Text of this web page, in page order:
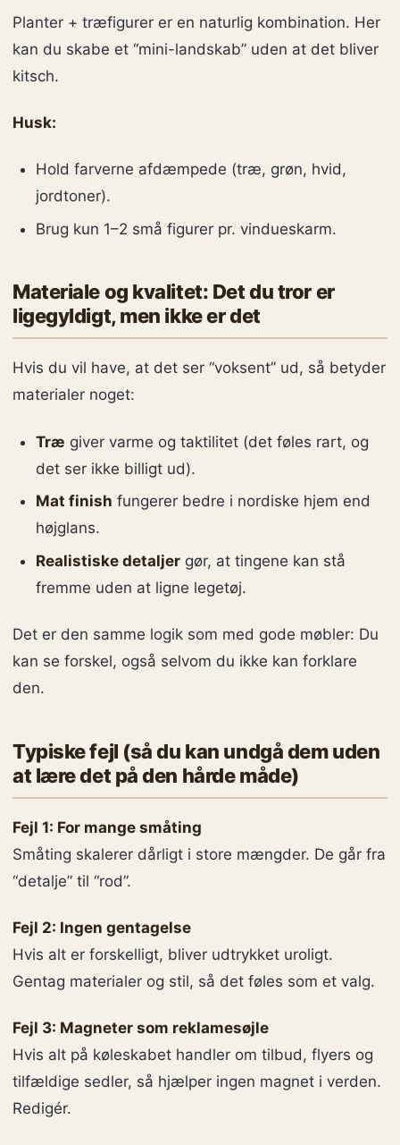
Planter + træfigurer er en naturlig kombination. Her
kan du skabe et “mini-landskab” uden at det bliver
kitsch.
Husk:
Hold farverne afdæmpede (træ, grøn, hvid,
jordtoner).
Brug kun 1–2 små figurer pr. vindueskarm.
Materiale og kvalitet: Det du tror er
ligegyldigt, men ikke er det
Hvis du vil have, at det ser “voksent” ud, så betyder
materialer noget:
Træ giver varme og taktilitet (det føles rart, og
det ser ikke billigt ud).
Mat finish fungerer bedre i nordiske hjem end
højglans.
Realistiske detaljergør, at tingene kan stå
fremme uden at ligne legetøj.
Det er den samme logik som med gode møbler: Du
kan se forskel, også selvom du ikke kan forklare
den.
Typiske fejl (så du kan undgå dem uden
at lære det på den hårde måde)
Fejl 1: For mange småting
Småting skalerer dårligt i store mængder. De går fra
“detalje” til “rod”.
Fejl 2: Ingen gentagelse
Hvis alt er forskelligt, bliver udtrykket uroligt.
Gentag materialer og stil, så det føles som et valg.
Fejl 3: Magneter som reklamesøjle
Hvis alt på køleskabet handler om tilbud, flyers og
tilfældige sedler, så hjælper ingen magnet i verden.
Redigér.